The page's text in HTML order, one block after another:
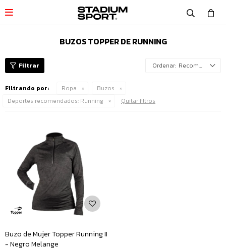

BUZOS TOPPER DE RUNNING
Recomendados
Filtrando por: Ropa
Buzos
Deportes recomendados: Running Quitar filtros
Buzo de Mujer Topper Running II
- Negro Melange